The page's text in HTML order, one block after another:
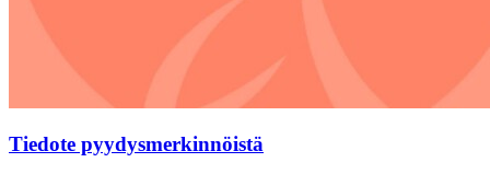
Tiedote pyydysmerkinnöistä